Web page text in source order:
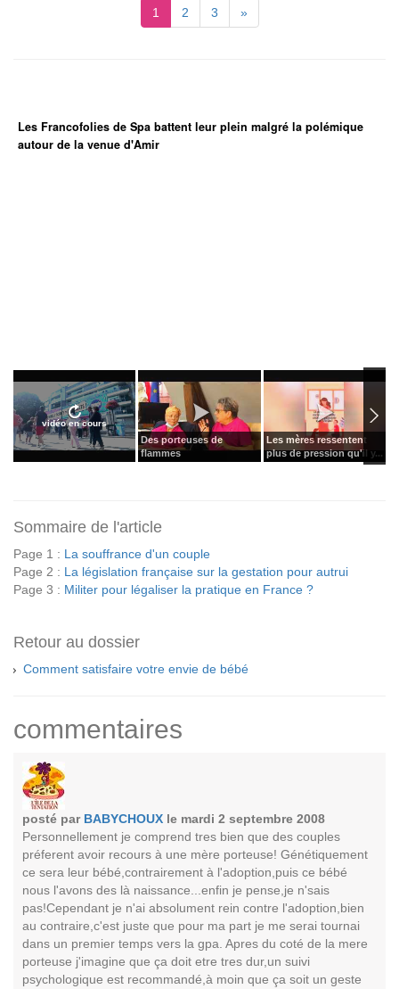
1 2 3 »
Les Francofolies de Spa battent leur plein malgré la polémique
autour de la venue d'Amir
vidéo en cours
Des porteuses de
flammes
Les mères ressentent
plus de pression qu'il y...
Sommaire de l'article
Page 1 : La souffrance d'un couple
Page 2 : La législation française sur la gestation pour autrui
Page 3 : Militer pour légaliser la pratique en France ?
Retour au dossier
Comment satisfaire votre envie de bébé
commentaires
posté par BABYCHOUX le mardi 2 septembre 2008
Personnellement je comprend tres bien que des couples
préferent avoir recours à une mère porteuse! Génétiquement
ce sera leur bébé,contrairement à l'adoption,puis ce bébé
nous l'avons des là naissance...enfin je pense,je n'sais
pas!Cependant je n'ai absolument rein contre l'adoption,bien
au contraire,c'est juste que pour ma part je me serai tournai
dans un premier temps vers la gpa. Apres du coté de la mere
porteuse j'imagine que ça doit etre tres dur,un suivi
psychologique est recommandé,à moin que ça soit un geste